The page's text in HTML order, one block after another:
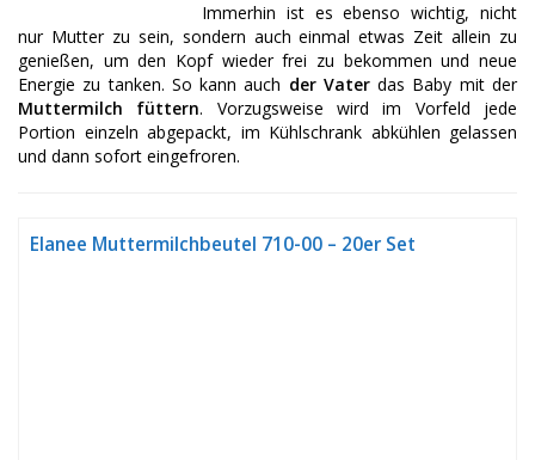
Immerhin ist es ebenso wichtig, nicht
nur Mutter zu sein, sondern auch einmal etwas Zeit allein zu
genießen, um den Kopf wieder frei zu bekommen und neue
Energie zu tanken. So kann auch der Vaterdas Baby mit der
Muttermilch füttern. Vorzugsweise wird im Vorfeld jede
Portion einzeln abgepackt, im Kühlschrank abkühlen gelassen
und dann sofort eingefroren.
Elanee Muttermilchbeutel 710-00 – 20er Set